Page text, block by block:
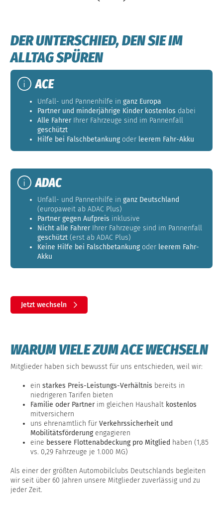
DER UNTERSCHIED, DEN SIE IM
ALLTAG SPÜREN
ACE
Unfall- und Pannenhilfe in ganz Europa
Partner und minderjährige Kinder kostenlos dabei
Alle FahrerIhrer Fahrzeuge sind im Pannenfall
geschützt
Hilfe bei Falschbetankungoder leerem Fahr-Akku
ADAC
Unfall- und Pannenhilfe in ganz Deutschland
(europaweit ab ADAC Plus)
Partner gegen Aufpreis inklusive
Nicht alle FahrerIhrer Fahrzeuge sind im Pannenfall
geschützt (erst ab ADAC Plus)
Keine Hilfe bei Falschbetankungoder leerem Fahr-
Akku
Jetzt wechseln
WARUM VIELE ZUM ACE WECHSELN
Mitglieder haben sich bewusst für uns entschieden, weil wir:
ein starkes Preis-Leistungs-Verhältnis bereits in
niedrigeren Tarifen bieten
Familie oder Partnerim gleichen Haushalt kostenlos
mitversichern
uns ehrenamtlich für Verkehrssicherheit und
Mobilitätsförderungengagieren
eine bessere Flottenabdeckung pro Mitglied haben (1,85
vs. 0,29 Fahrzeuge je 1.000 MG)
Als einer der größten Automobilclubs Deutschlands begleiten
wir seit über 60 Jahren unsere Mitglieder zuverlässig und zu
jeder Zeit.